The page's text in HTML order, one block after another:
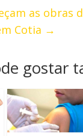
as obras
Cotia →
gostar